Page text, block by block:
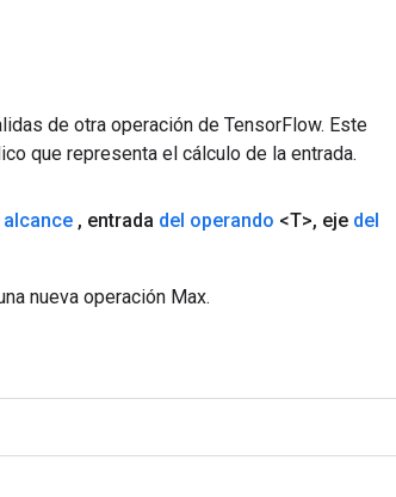
de otra operación de TensorFlow. Este
que representa el cálculo de la entrada.
alcance , entrada del operando <T>, eje del
nueva operación Max.